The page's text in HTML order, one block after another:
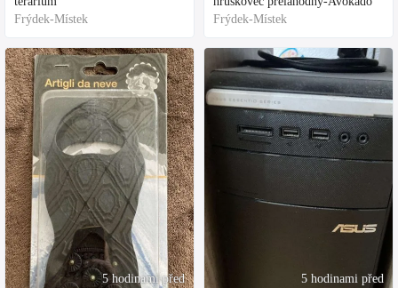
Frýdek-Místek
5 hodinami před
Frýdek-Místek
5 hodinami před